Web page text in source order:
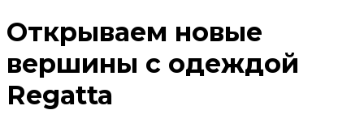
Открываем новые
вершины с одеждой
Regatta